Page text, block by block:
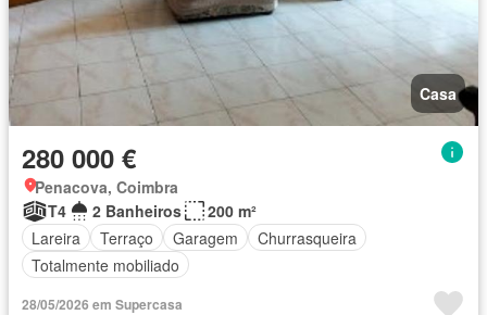
Casa
280 000 €
Penacova, Coimbra
T4
2 Banheiros
200 m²
Lareira
Terraço Garagem
Churrasqueira
Totalmente mobiliado
28/05/2026 em Supercasa